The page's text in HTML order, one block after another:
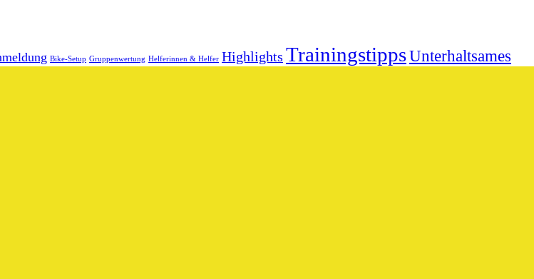
Bike-Setup Gruppenwertung Helferinnen & Helfer Highlights TrainingstippsUnterhaltsames